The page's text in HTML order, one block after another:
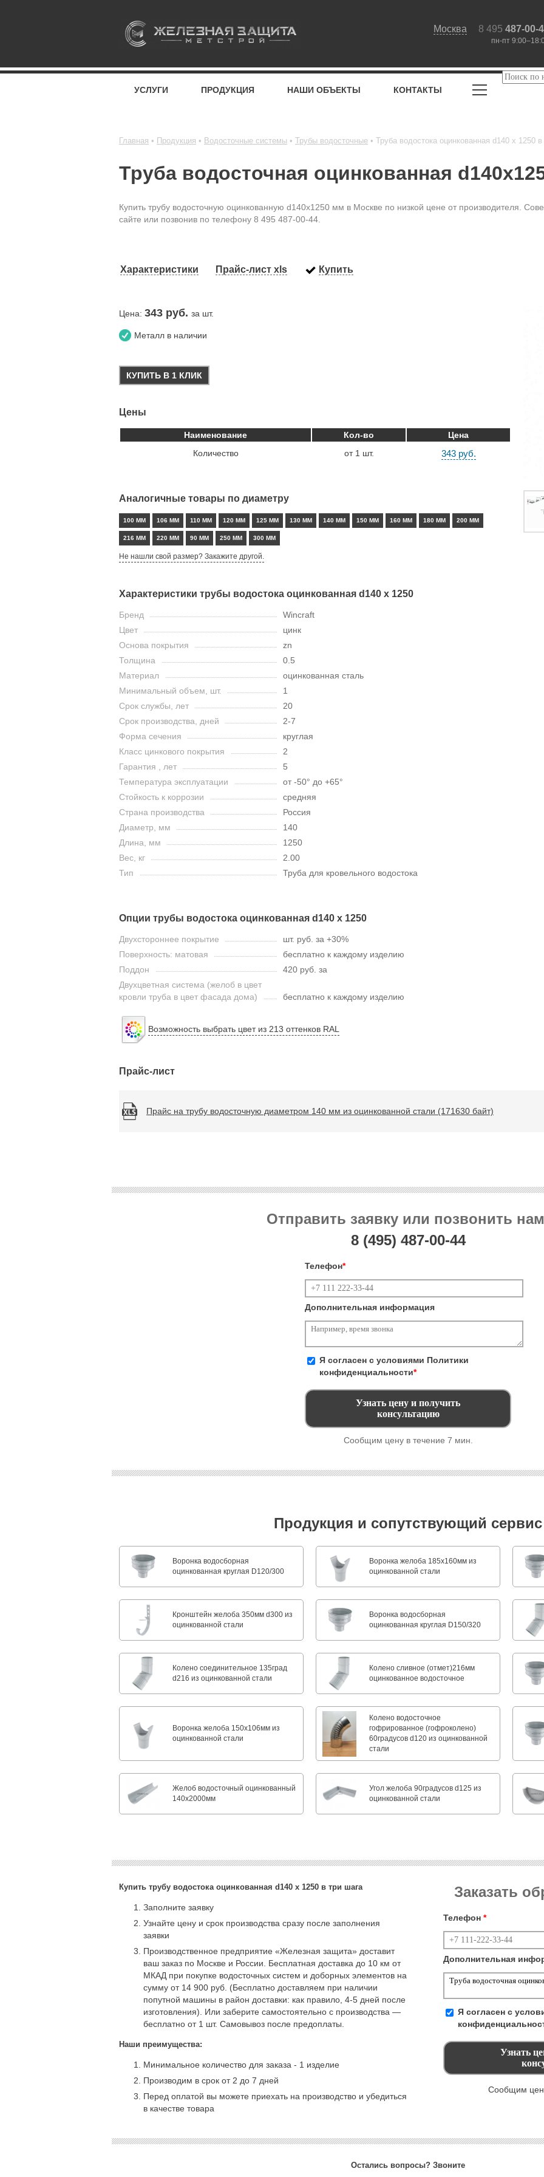
Москва 8 495 487-00-
пн-пт
УСЛУГИ ПРОДУКЦИЯ НАШИ ОБЪЕКТЫ КОНТАКТЫ
Главная Продукция Водосточные системы Трубы водосточные Труба водостока оцинкованная d140 х 1250
Труба водосточная оцинкованная
Купить трубу водосточную оцинкованную d140x1250 мм в Москве по низкой цене от производителя.
сайте или позвонив по телефону 8 495 487-00-44.
Характеристики Прайс-лист xls Купить
Цена: 343 руб. за шт.
Металл в наличии
КУПИТЬ В 1 КЛИК
Цены
Наименование Кол-во
Цена
Количество
от 1 шт. 343 руб.
Аналогичные товары по диаметру
100 ММ 106 ММ 110 ММ 120 ММ 125 ММ 130 ММ 140 ММ 150 ММ 160 ММ 180 ММ 200 ММ
216 ММ 220 ММ 90 ММ 250 ММ 300 ММ
Не нашли свой размер? Закажите другой.
Характеристики трубы водостока оцинкованная d140 х 1250
Бренд
Wincraft
Цвет
цинк
Основа покрытия
zn
Толщина
0.5
Материал
оцинкованная сталь
Минимальный объем, шт.
1
Срок службы, лет
20
Срок производства, дней
2-7
Форма сечения
круглая
Класс цинкового покрытия
2
Гарантия , лет
5
Температура эксплуатации
от -50° до +65°
Стойкость к коррозии
средняя
Страна производства
Россия
Диаметр, мм
140
Длина, мм
1250
Вес, кг
2.00
Тип
Труба для кровельного водостока
Опции трубы водостока оцинкованная d140 х 1250
Двухстороннее покрытие
шт. руб. за +30%
Поверхность: матовая
бесплатно к каждому изделию
Поддон
420 руб. за
Двухцветная система (желоб в цвет
кровли труба в цвет фасада дома)
бесплатно к каждому изделию
Возможность выбрать цвет из 213 оттенков RAL
Прайс-лист
Прайс на трубу водосточную диаметром 140 мм из оцинкованной стали (171630 байт)
Отправить заявку или позвонить
8 (495) 487-00-44
Телефон*
Дополнительная информация
Я согласен с условиями Политики
конфиденциальности*
Сообщим цену в течение 7 мин.
Продукция и сопутствующий сервис
Воронка водосборная
оцинкованная круглая D120/300
Воронка желоба 185x160мм из
оцинкованной стали
Кронштейн желоба 350мм d300 из
оцинкованной стали
Воронка водосборная
оцинкованная круглая D150/320
Колено соединительное 135град
d216 из оцинкованной стали
Колено сливное (отмет)216мм
оцинкованное водосточное
Воронка желоба 150x106мм из
оцинкованной стали
Колено водосточное
гофрированное (гофроколено)
60градусов d120 из оцинкованной
стали
Желоб водосточный оцинкованный
140х2000мм
Угол желоба 90градусов d125 из
оцинкованной стали
Купить трубу водостока оцинкованная d140 х 1250 в три шага
Заполните заявку
Узнайте цену и срок производства сразу после заполнения
заявки
Производственное предприятие «Железная защита» доставит
ваш заказ по Москве и России. Бесплатная доставка до 10 км от
МКАД при покупке водосточных систем и доборных элементов на
сумму от 14 900 руб. (Бесплатно доставляем при наличии
попутной машины в район доставки: как правило, 4-5 дней после
изготовления). Или заберите самостоятельно с производства —
бесплатно от 1 шт. Самовывоз после предоплаты.
Наши преимущества:
Минимальное количество для заказа - 1 изделие
Производим в срок от 2 до 7 дней
Перед оплатой вы можете приехать на производство и убедиться
в качестве товара
Заказать
Телефон *
Дополнительная
Я согласен с
Сообщим
Остались вопросы? Звоните